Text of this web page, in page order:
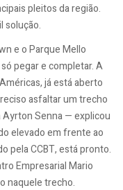
pleitos da região.
solução.
e o Parque Mello
pegar e completar. A
já está aberto
asfaltar um trecho
Ayrton Senna — explicou
elevado em frente ao
pela CCBT, está pronto.
Empresarial Mario
naquele trecho.